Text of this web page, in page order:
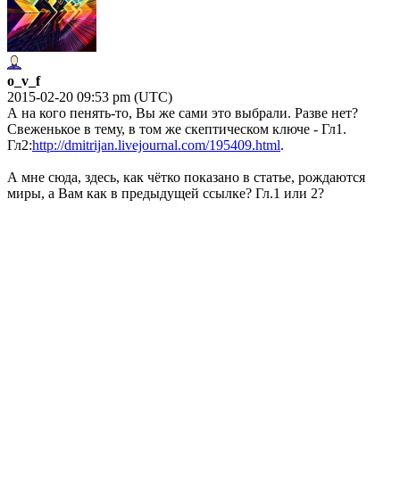
o_v_f
2015-02-20 09:53 pm (UTC)
А на кого пенять-то, Вы же сами это выбрали. Разве нет?
Свеженькое в тему, в том же скептическом ключе - Гл1.
Гл2:http://dmitrijan.livejournal.com/195409.html.
А мне сюда, здесь, как чётко показано в статье, рождаются
миры, а Вам как в предыдущей ссылке? Гл.1 или 2?